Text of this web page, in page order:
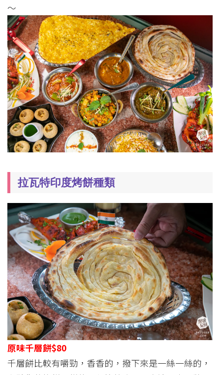
～
拉瓦特印度烤餅種類
原味千層餅$80
千層餅比較有嚼勁，香香的，撥下來是一絲一絲的，